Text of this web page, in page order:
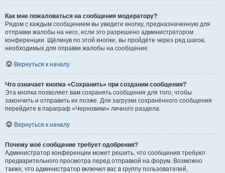
Как мне пожаловаться на сообщения модератору?
Рядом с каждым сообщением вы увидите кнопку, предназначенную для
отправки жалобы на него, если это разрешено администратором
конференции. Щёлкнув по этой кнопке, вы пройдёте через ряд шагов,
необходимых для оправки жалобы на сообщение.
Вернуться к началу
Что означает кнопка «Сохранить» при создании сообщения?
Эта кнопка позволяет вам сохранять сообщения для того, чтобы
закончить и отправить их позже. Для загрузки сохранённого сообщения
перейдите в параграф «Черновики» личного раздела.
Вернуться к началу
Почему моё сообщение требует одобрения?
Администратор конференции может решить, что сообщения требуют
предварительного просмотра перед отправкой на форум. Возможно
также, что администратор включил вас в группу пользователей,